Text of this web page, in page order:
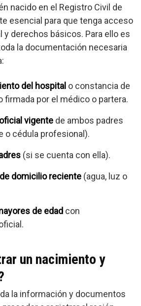
nacido en el Registro Civil de
esencial para que tenga acceso
y derechos básicos. Para ello es
la documentación necesaria
del hospital o constancia de
firmada por el médico o partera.
vigente de ambos padres
o cédula profesional).
(si se cuenta con ella).
domicilio reciente (agua, luz o
de edad con
un nacimiento y
la información y documentos